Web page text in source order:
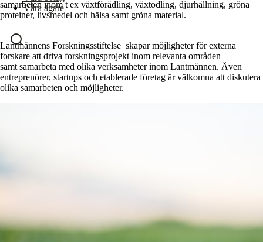
Våra ägare
samarbeten inom t ex växtförädling, växtodling, djurhållning, gröna
proteiner, livsmedel och hälsa samt gröna material.
Lantmännens Forskningsstiftelse skapar möjligheterförexterna
forskare att driva forskningsprojekt inom relevanta områden
samt samarbeta med olika verksamheter inom Lantmännen. Även
entreprenörer, startups och etablerade företag är välkomna att diskutera
olika samarbeten och möjligheter.